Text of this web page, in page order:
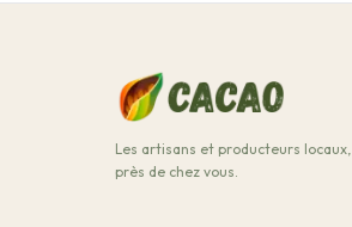
Les artisans et producteurs locaux,
près de chez vous.